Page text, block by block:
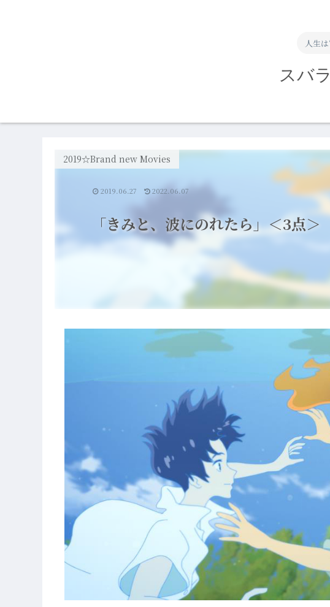
人生
スバ
「きみと、波にのれたら」＜3点＞
2019☆Brand new Movies
2019.06.27 2022.06.07